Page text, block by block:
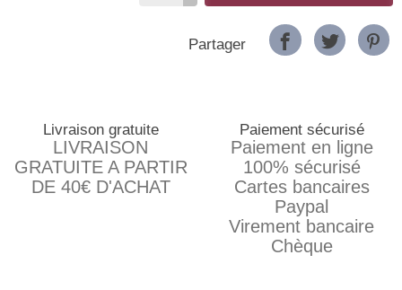
Partager
Livraison gratuite
LIVRAISON
GRATUITE A PARTIR
DE 40€ D'ACHAT
Paiement sécurisé
Paiement en ligne
100% sécurisé
Cartes bancaires
Paypal
Virement bancaire
Chèque